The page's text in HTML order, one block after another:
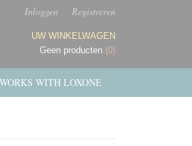
Inloggen Registreren
UW WINKELWAGEN
Geen producten (0)
WITH LOXONE